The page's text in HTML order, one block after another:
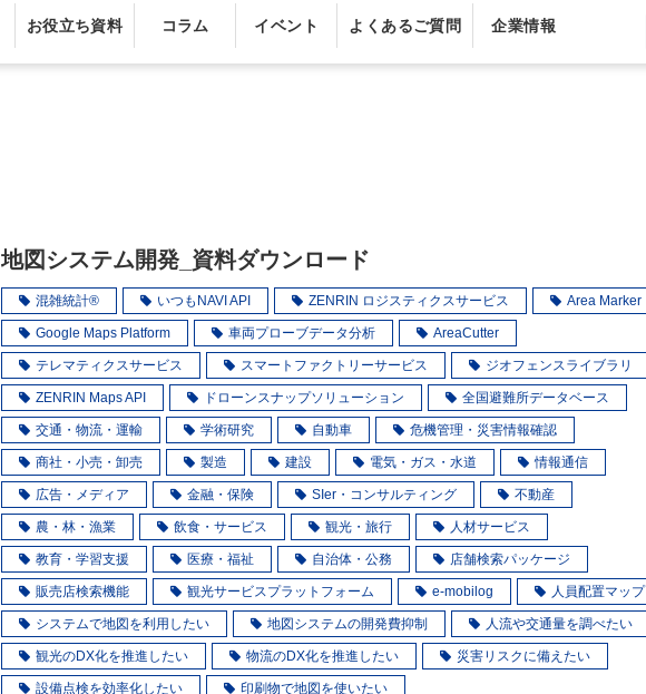
お役立ち資料 コラム イベント よくあるご質問 企業情報
地図システム開発_資料ダウンロード
混雑統計® いつもNAVI API ZENRIN ロジスティクスサービス Area Marker
Google Maps Platform 車両プローブデータ分析 AreaCutter
テレマティクスサービス スマートファクトリーサービス ジオフェンスライブラリ
ZENRIN Maps API ドローンスナップソリューション 全国避難所データベース
交通・物流・運輸 学術研究 自動車 危機管理・災害情報確認
商社・小売・卸売 製造 建設 電気・ガス・水道 情報通信
広告・メディア 金融・保険 SIer・コンサルティング 不動産
農・林・漁業 飲食・サービス 観光・旅行 人材サービス
教育・学習支援 医療・福祉 自治体・公務 店舗検索パッケージ
販売店検索機能 観光サービスプラットフォーム e-mobilog 人員配置マップ
システムで地図を利用したい 地図システムの開発費抑制 人流や交通量を調べたい
観光のDX化を推進したい 物流のDX化を推進したい 災害リスクに備えたい
設備点検を効率化したい 印刷物で地図を使いたい